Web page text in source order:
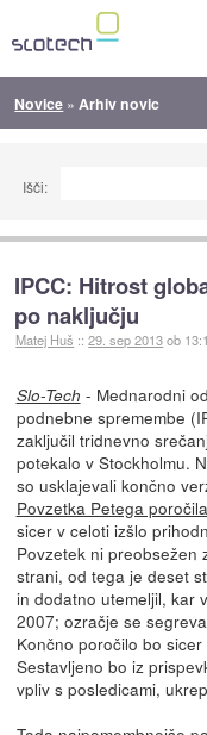
Novice » Arhiv novic
Išči:
IPCC: Hitrost
po naključju
Matej Huš ::29. sep 2013ob
Slo-Tech - Mednarodni
podnebne spremembe
zaključil tridnevno
potekalo v Stockholmu.
so usklajevali končno
Povzetka Petega poročila
sicer v celoti izšlo
Povzetek ni preobsežen
strani, od tega je deset
in dodatno utemeljil, kar
2007; ozračje se
Končno poročilo bo
Sestavljeno bo iz
vpliv s posledicami,